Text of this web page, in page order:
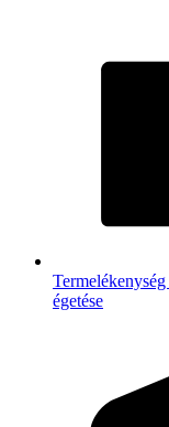
Termelékenység
égetése